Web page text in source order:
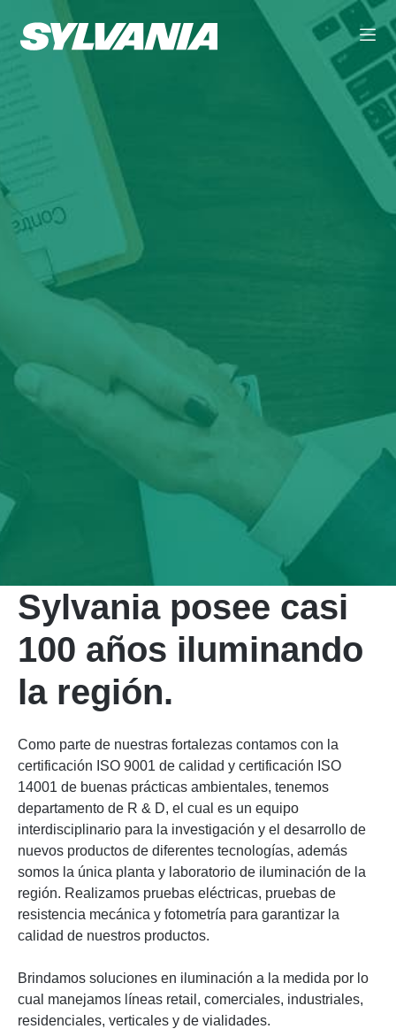
Sylvania posee casi
100 años iluminando
la región.
Como parte de nuestras fortalezas contamos con la
certificación ISO 9001 de calidad y certificación ISO
14001 de buenas prácticas ambientales, tenemos
departamento de R & D, el cual es un equipo
interdisciplinario para la investigación y el desarrollo de
nuevos productos de diferentes tecnologías, además
somos la única planta y laboratorio de iluminación de la
región. Realizamos pruebas eléctricas, pruebas de
resistencia mecánica y fotometría para garantizar la
calidad de nuestros productos.
Brindamos soluciones en iluminación a la medida por lo
cual manejamos líneas retail, comerciales, industriales,
residenciales, verticales y de vialidades.